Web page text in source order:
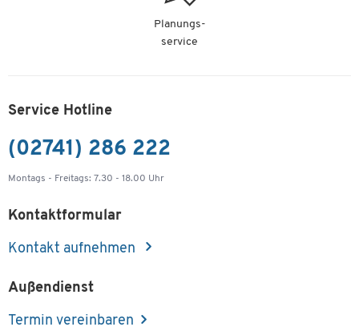
Planungs-
service
Service Hotline
(02741) 286 222
Montags - Freitags: 7.30 - 18.00 Uhr
Kontaktformular
Kontakt aufnehmen
Außendienst
Termin vereinbaren